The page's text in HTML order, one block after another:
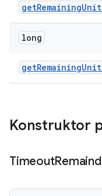
getRemaining
long
getRemaining
Konstruktor
Timeout